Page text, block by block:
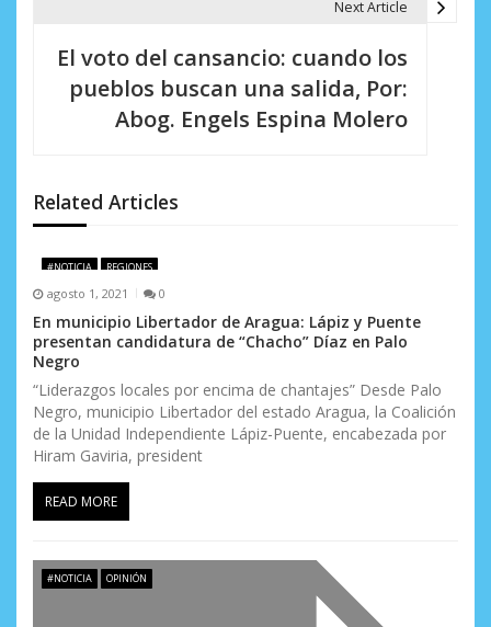
d
e
n
t
r
a
d
a
s
Next Article
El voto del cansancio: cuando los
pueblos buscan una salida, Por:
Abog. Engels Espina Molero
Related Articles
#NOTICIA REGIONES
agosto 1, 2021 0
En municipio Libertador de Aragua: Lápiz y Puente
presentan candidatura de “Chacho” Díaz en Palo
Negro
“Liderazgos locales por encima de chantajes” Desde Palo
Negro, municipio Libertador del estado Aragua, la Coalición
de la Unidad Independiente Lápiz-Puente, encabezada por
Hiram Gaviria, president
READ MORE
#NOTICIA OPINIÓN